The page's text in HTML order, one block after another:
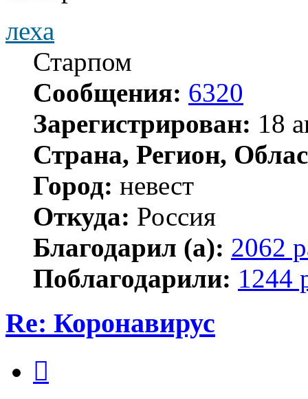
леха
Старпом
Сообщения: 6320
Зарегистрирован: 18
Страна, Регион,
Город: невест
Откуда: Россия
Благодарил (а): 2062
Поблагодарили: 1244
Re: Коронавирус